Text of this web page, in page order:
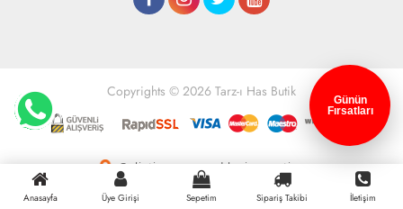
Copyrights © 2026 Tarz-ı Has Butik
Geliştir - powered by innovation
Anasayfa Üye Girişi Sepetim Sipariş Takibi İletişim
Günün
Fırsatları